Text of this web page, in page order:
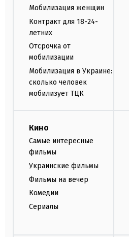
Мобилизация женщин
Контракт для 18-24-
летних
Отсрочка от
мобилизации
Мобилизация в Украине:
сколько человек
мобилизует ТЦК
Кино
Самые интересные
фильмы
Украинские фильмы
Фильмы на вечер
Комедии
Сериалы